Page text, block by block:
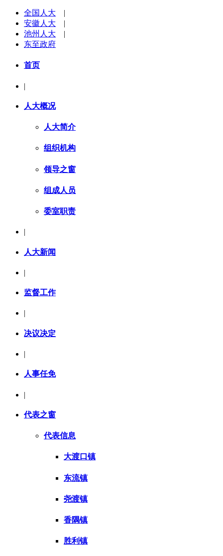
全国人大 |
安徽人大 |
池州人大 |
东至政府
首页
|
人大概况
人大简介
组织机构
领导之窗
组成人员
委室职责
|
人大新闻
|
监督工作
决议决定
|
人事任免
|
代表之窗
代表信息
大渡口镇
东流镇
尧渡镇
香隅镇
胜利镇